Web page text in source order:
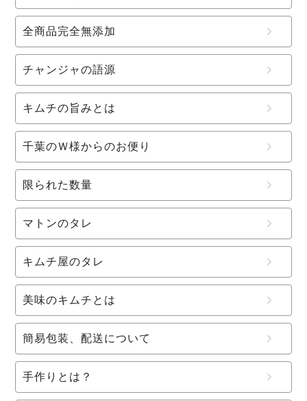
全商品完全無添加
チャンジャの語源
キムチの旨みとは
千葉のＷ様からのお便り
限られた数量
マトンのタレ
キムチ屋のタレ
美味のキムチとは
簡易包装、配送について
手作りとは？